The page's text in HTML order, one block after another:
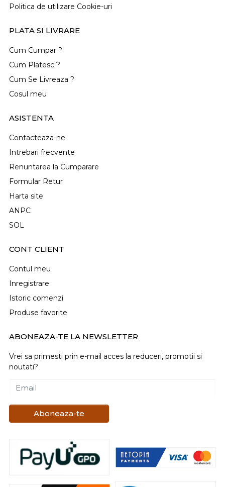
Politica de utilizare Cookie-uri
PLATA SI LIVRARE
Cum Cumpar ?
Cum Platesc ?
Cum Se Livreaza ?
Cosul meu
ASISTENTA
Contacteaza-ne
Intrebari frecvente
Renuntarea la Cumparare
Formular Retur
Harta site
ANPC
SOL
CONT CLIENT
Contul meu
Inregistrare
Istoric comenzi
Produse favorite
ABONEAZA-TE LA NEWSLETTER
Vrei sa primesti prin e-mail acces la reduceri, promotii si
noutati?
Email
Aboneaza-te